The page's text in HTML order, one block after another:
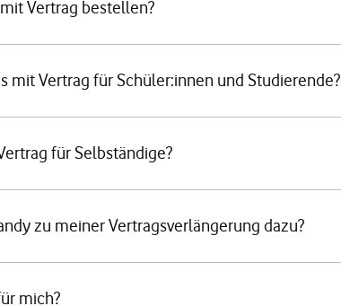
Vertrag bestellen?
mit Vertrag für Schüler:innen und Studierende?
für Selbständige?
zu meiner Vertragsverlängerung dazu?
mich?